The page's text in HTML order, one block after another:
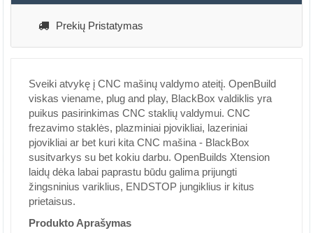
Prekių Pristatymas
Sveiki atvykę į CNC mašinų valdymo ateitį. OpenBuild
viskas viename, plug and play, BlackBox valdiklis yra
puikus pasirinkimas CNC staklių valdymui. CNC
frezavimo staklės, plazminiai pjovikliai, lazeriniai
pjovikliai ar bet kuri kita CNC mašina - BlackBox
susitvarkys su bet kokiu darbu. OpenBuilds Xtension
laidų dėka labai paprastu būdu galima prijungti
žingsninius variklius, ENDSTOP jungiklius ir kitus
prietaisus.
Produkto Aprašymas